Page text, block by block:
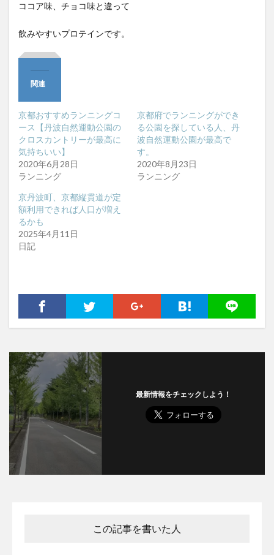
ココア味、チョコ味と違って
飲みやすいプロテインです。
関連
京都おすすめランニングコ
ース【丹波自然運動公園の
クロスカントリーが最高に
気持ちいい】
2020年6月28日
ランニング
京都府でランニングができ
る公園を探している人、丹
波自然運動公園が最高で
す。
2020年8月23日
ランニング
京丹波町、京都縦貫道が定
額利用できれば人口が増え
るかも
2025年4月11日
日記
最新情報をチェックしよう！
この記事を書いた人